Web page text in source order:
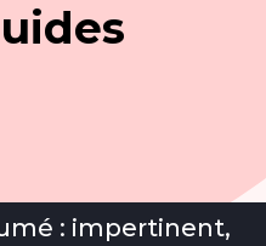
: impertinent,